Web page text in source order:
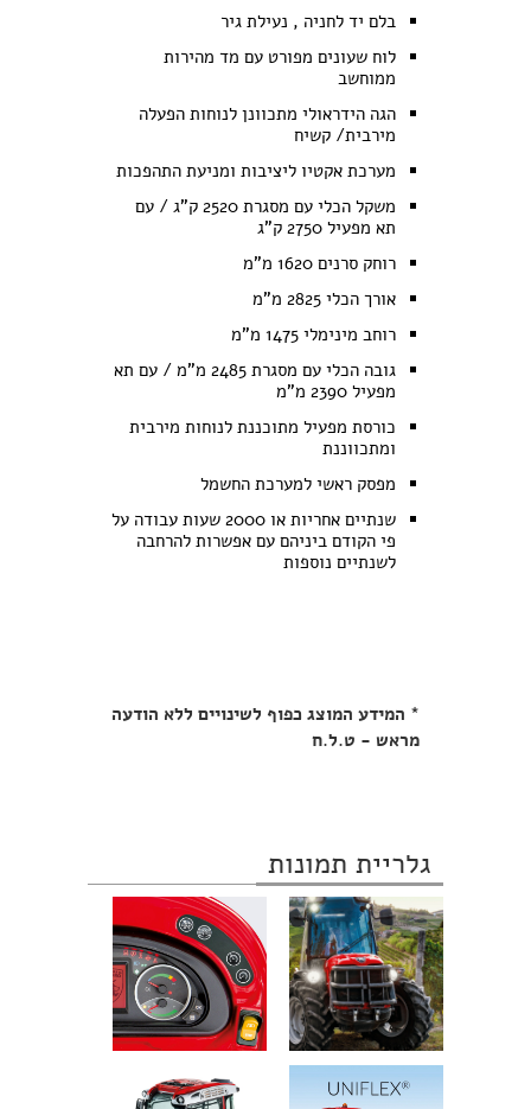
בלם יד לחניה , נעילת גיר
לוח שעונים מפורט עם מד מהירות
ממוחשב
הגה הידראולי מתכוונן לנוחות הפעלה
מירבית/ קשיח
מערכת אקטיו ליציבות ומניעת התהפכות
משקל הכלי עם מסגרת 2520 ק"ג / עם
תא מפעיל 2750 ק"ג
רוחק סרנים 1620 מ"מ
אורך הכלי 2825 מ"מ
רוחב מינימלי 1475 מ"מ
גובה הכלי עם מסגרת 2485 מ"מ / עם תא
מפעיל 2390 מ"מ
כורסת מפעיל מתוכננת לנוחות מירבית
ומתכווננת
מפסק ראשי למערכת החשמל
שנתיים אחריות או 2000 שעות עבודה על
פי הקודם ביניהם עם אפשרות להרחבה
לשנתיים נוספות
* המידע המוצג כפוף לשינויים ללא הודעה
מראש - ט.ל.ח
גלריית תמונות